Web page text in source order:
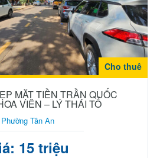
Cho thuê
MẶT TIỀN TRẦN QUỐC
VIÊN – LÝ THÁI TỔ
Phường Tân An
15 triệu